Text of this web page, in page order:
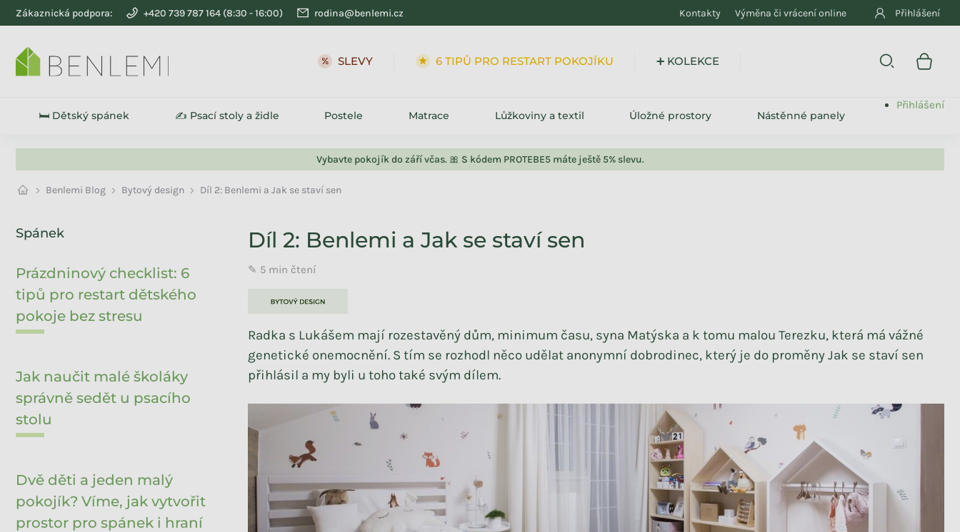
Přejít na obsah
Vybavte pokojík do září včas. 🎀 S kódem PROTEBE5 máte ještě 5% slevu.
Zákaznická podpora: +420 739 787 164 rodina@benlemi.cz Kontakty Výměna či vrácení online Přihlášení
SLEVY 6 TIPŮ PRO RESTART POKOJÍKU ➕ KOLEKCE
🛏️ Dětský spánek ✍️ Psací stoly a židle Postele Matrace Lůžkoviny a textil Úložné prostory Nástěnné panely
Přihlášení
Benlemi Blog Bytový design Díl 2: Benlemi a Jak se staví sen
Postranní panel
Spánek
Prázdninový checklist: 6
tipů pro restart dětského
pokoje bez stresu
Jak naučit malé školáky
správně sedět u psacího
stolu
Dvě děti a jeden malý
pokojík? Víme, jak vytvořit
prostor pro spánek i hraní
Díl 2: Benlemi a Jak se staví sen
✎ 5 min čtení
Radka s Lukášem mají rozestavěný dům, minimum času, syna Matýska a k tomu malou Terezku, která má vážné
genetické onemocnění. S tím se rozhodl něco udělat anonymní dobrodinec, který je do proměnyJak se staví sen
přihlásil a my byli u toho také svým dílem.